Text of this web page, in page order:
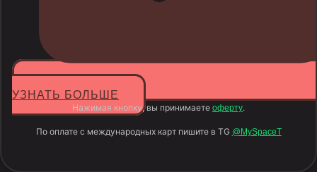
УЗНАТЬ БОЛЬШЕ
Нажимая кнопку, вы принимаете оферту.
По оплате с международных карт пишите в TG @MySpaceT